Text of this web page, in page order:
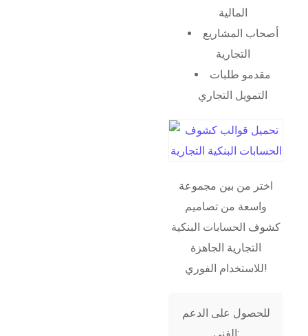
المالية
أصحاب المشاريع
التجارية
مقدمو طلبات
التمويل التجاري
اختر من بين مجموعة
واسعة من تصاميم
كشوف الحسابات البنكية
التجارية الجاهزة
للاستخدام الفوري!
للحصول على الدعم